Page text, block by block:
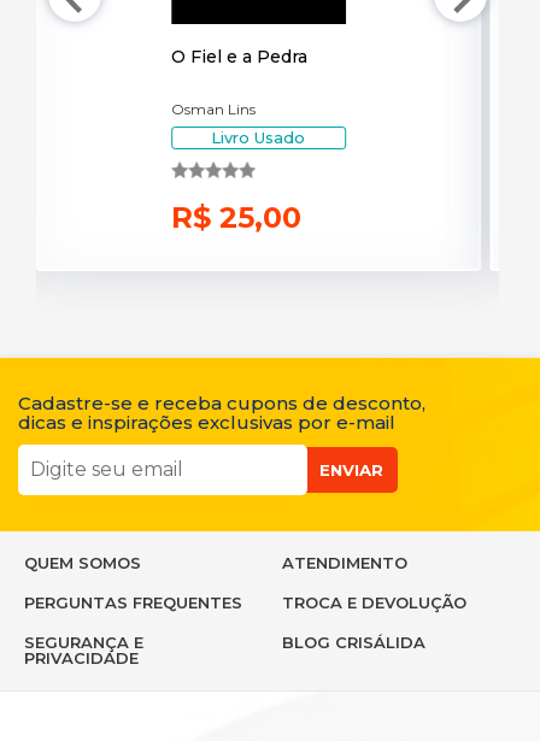
O Fiel e a Pedra
Osman Lins
Livro Usado
R$ 25,00
Cadastre-se e receba cupons de desconto,
dicas e inspirações exclusivas por e-mail
ENVIAR
QUEM SOMOS ATENDIMENTO
PERGUNTAS FREQUENTES TROCA E DEVOLUÇÃO
SEGURANÇA E
PRIVACIDADE
BLOG CRISÁLIDA